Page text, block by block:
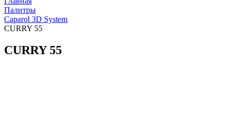
Палитры
Caparol 3D System
CURRY 55
CURRY 55